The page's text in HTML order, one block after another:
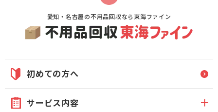
愛知・名古屋の不用品回収なら東海ファイン
初めての方へ
サービス内容